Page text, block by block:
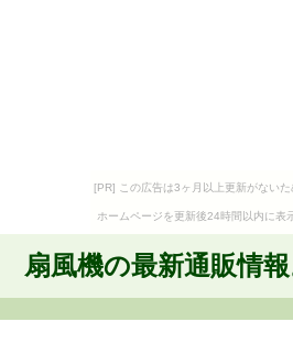
[PR] この広告は3ヶ月以上更新がないた
ホームページを更新後24時間以内に表
扇風機の最新通販情報